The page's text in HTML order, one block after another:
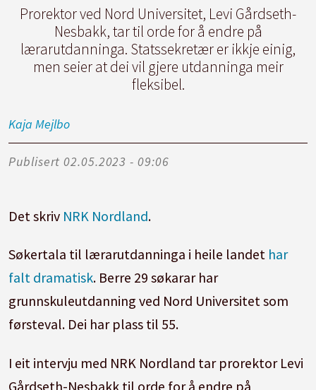
Prorektor ved Nord Universitet, Levi Gårdseth-
Nesbakk, tar til orde for å endre på
lærarutdanninga. Statssekretær er ikkje einig,
men seier at dei vil gjere utdanninga meir
fleksibel.
Kaja Mejlbo
Publisert 02.05.2023 - 09:06
Det skriv NRK Nordland.
Søkertala til lærarutdanninga i heile landet har
falt dramatisk. Berre 29 søkarar har
grunnskuleutdanning ved Nord Universitet som
førsteval. Dei har plass til 55.
I eit intervju med NRK Nordland tar prorektor Levi
Gårdseth-Nesbakk til orde for å endre på